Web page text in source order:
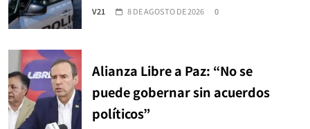
V21 8 DE AGOSTO DE 2026 0
Alianza Libre a Paz: “No se
puede gobernar sin acuerdos
políticos”